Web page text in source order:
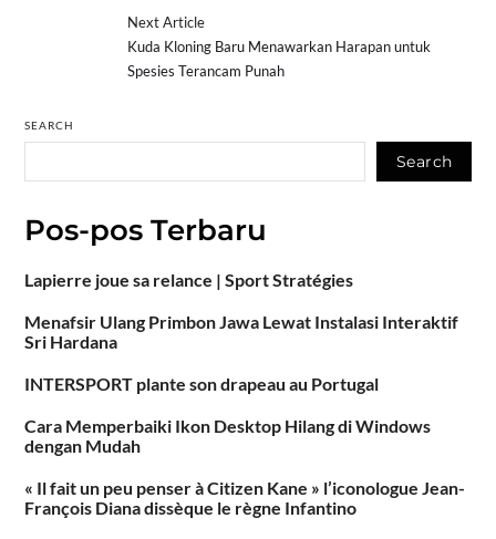
Next Article
Kuda Kloning Baru Menawarkan Harapan untuk
Spesies Terancam Punah
SEARCH
Search
Pos-pos Terbaru
Lapierre joue sa relance | Sport Stratégies
Menafsir Ulang Primbon Jawa Lewat Instalasi Interaktif
Sri Hardana
INTERSPORT plante son drapeau au Portugal
Cara Memperbaiki Ikon Desktop Hilang di Windows
dengan Mudah
« Il fait un peu penser à Citizen Kane » l’iconologue Jean-
François Diana dissèque le règne Infantino